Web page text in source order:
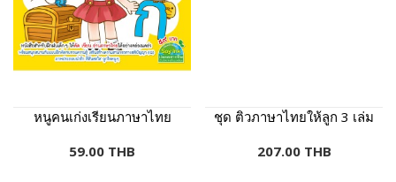
หนูคนเก่งเรียนภาษาไทย
59.00 THB
ชุด ติวภาษาไทยให้ลูก 3 เล่ม
207.00 THB